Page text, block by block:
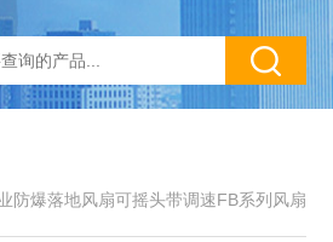
防爆落地风扇可摇头带调速FB系列风扇